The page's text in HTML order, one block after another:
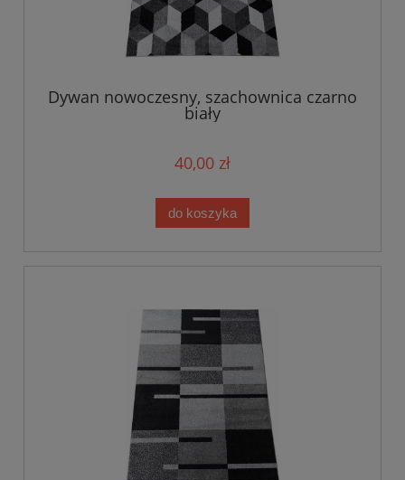
Dywan nowoczesny, szachownica czarno
biały
40,00 zł
do koszyka